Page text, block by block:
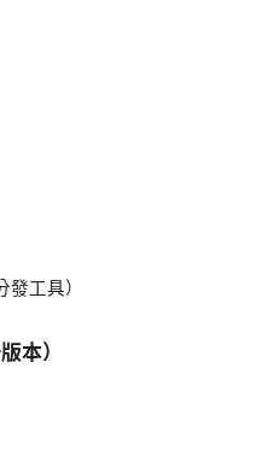
工具）
本）